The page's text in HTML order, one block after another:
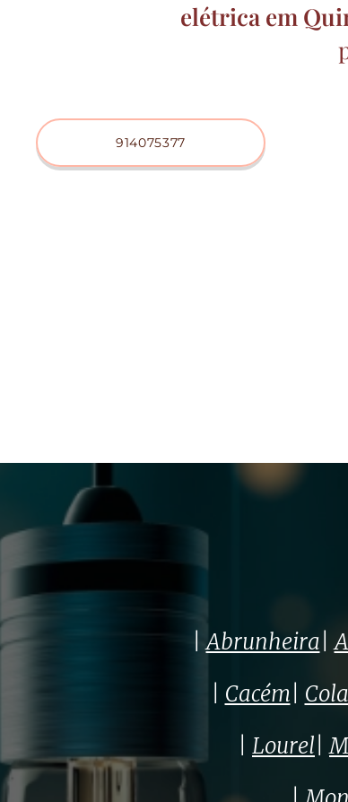
elétrica em
914075377
|Abrunheira |
Cacém
Lourel |